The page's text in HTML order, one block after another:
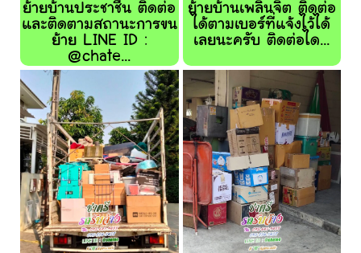
ย้ายบ้านประชาชื่น ติดต่อ
และติดตามสถานะการขน
ย้าย LINE ID :
@chate...
ย้ายบ้านเพลินจิต ติดต่อ
ได้ตามเบอร์ที่แจ้งไว้ได้
เลยนะครับ ติดต่อได...